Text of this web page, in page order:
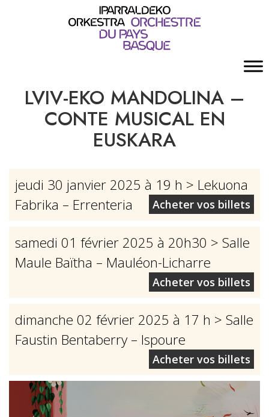
LVIV-EKO MANDOLINA –
CONTE MUSICAL EN
EUSKARA
jeudi 30 janvier 2025 à 19 h > Lekuona
Fabrika – Errenteria
Acheter vos billets
samedi 01 février 2025 à 20h30 > Salle
Maule Baïtha – Mauléon-Licharre
Acheter vos billets
dimanche 02 février 2025 à 17 h > Salle
Faustin Bentaberry – Ispoure
Acheter vos billets